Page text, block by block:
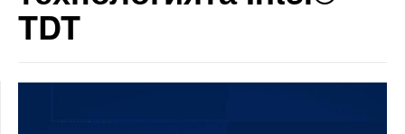
TDT